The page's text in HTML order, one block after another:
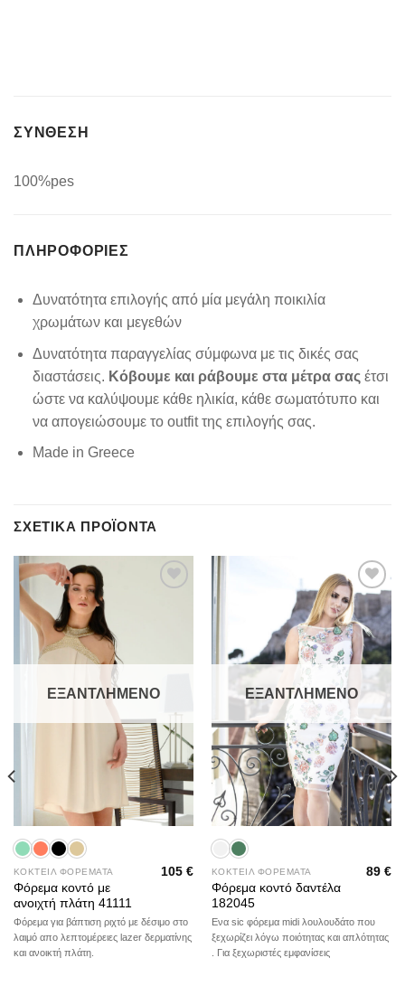
ΣΥΝΘΕΣΗ
100%pes
ΠΛΗΡΟΦΟΡΊΕΣ
Δυνατότητα επιλογής από μία μεγάλη ποικιλία
χρωμάτων και μεγεθών
Δυνατότητα παραγγελίας σύμφωνα με τις δικές σας
διαστάσεις. Κόβουμε και ράβουμε στα μέτρα σας έτσι
ώστε να καλύψουμε κάθε ηλικία, κάθε σωματότυπο και
να απογειώσουμε το outfit της επιλογής σας.
Made in Greece
ΣΧΕΤΙΚΆ ΠΡΟΪΌΝΤΑ
ΕΞΑΝΤΛΗΜΈΝΟ
ΚΟΚΤΕΙΛ ΦΟΡΕΜΑΤΑ
Φόρεμα κοντό με
ανοιχτή πλάτη 41111
105€
Φόρεμα για βάπτιση ριχτό με δέσιμο στο
λαιμό απο λεπτομέρειες lazer δερματίνης
και ανοικτή πλάτη.
Add to
wishlist
ΕΞΑΝΤΛΗΜΈΝΟ
ΚΟΚΤΕΙΛ ΦΟΡΕΜΑΤΑ
Φόρεμα κοντό δαντέλα
182045
89€
Ενα sic φόρεμα midi λουλουδάτο που
ξεχωρίζει λόγω ποιότητας και απλότητας
. Για ξεχωριστές εμφανίσεις